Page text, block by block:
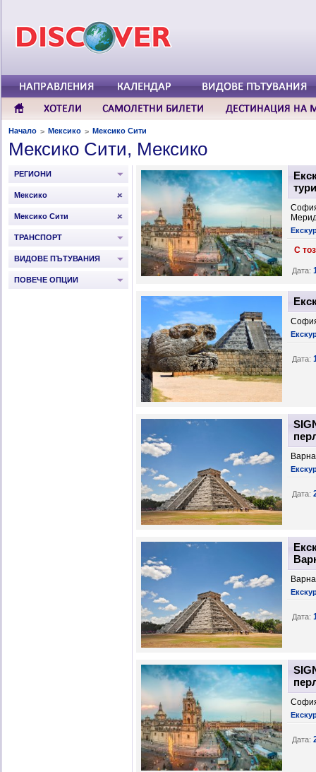
Начало > Мексико > Мексико Сити
Мексико Сити, Мексико
РЕГИОНИ
Мексико
Мексико Сити
ТРАНСПОРТ
ВИДОВЕ ПЪТУВАНИЯ
ПОВЕЧЕ ОПЦИИ
С този
Дата:
Дата:
Дата:
Дата:
Дата: